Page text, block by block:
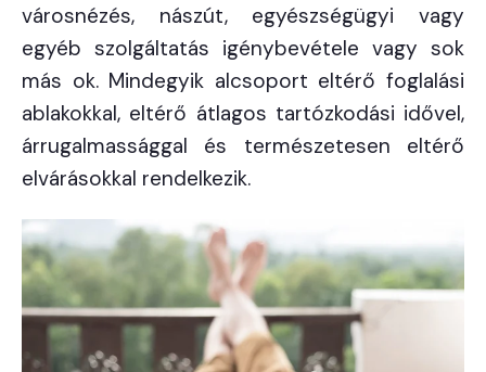
városnézés, nászút, egyészségügyi vagy
egyéb szolgáltatás igénybevétele vagy sok
más ok. Mindegyik alcsoport eltérő foglalási
ablakokkal, eltérő átlagos tartózkodási idővel,
árrugalmassággal és természetesen eltérő
elvárásokkal rendelkezik.